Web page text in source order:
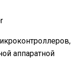
аппаратной